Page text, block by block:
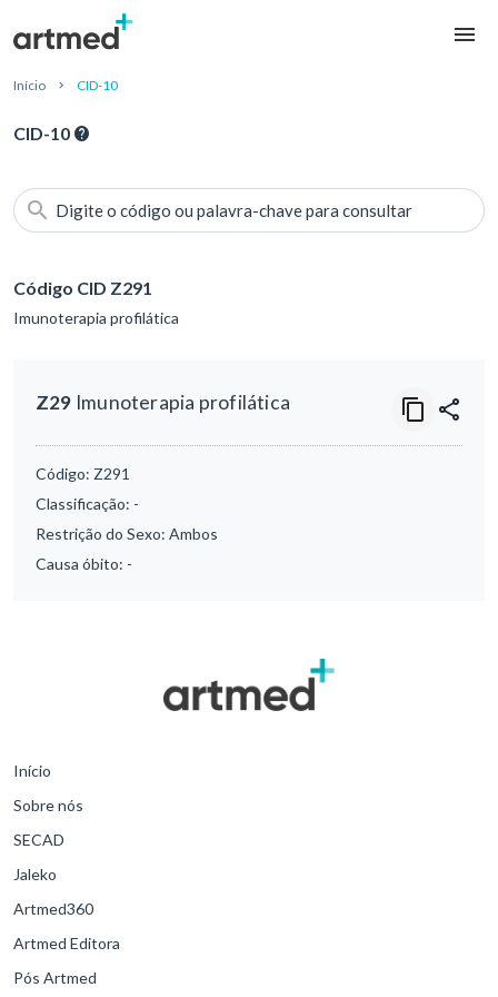
Início CID-10
CID-10
Digite o código ou palavra-chave para consultar
Código CID Z291
Imunoterapia profilática
Z29 Imunoterapia profilática
Código: Z291
Classificação: -
Restrição do Sexo: Ambos
Causa óbito: -
Início
Sobre nós
SECAD
Jaleko
Artmed360
Artmed Editora
Pós Artmed